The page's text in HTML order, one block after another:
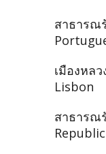
สาธารณ
เมืองหล
Lisbon
สาธารณ